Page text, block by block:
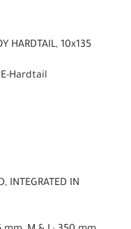
HARDTAIL, 10x135
Hardtail
INTEGRATED IN